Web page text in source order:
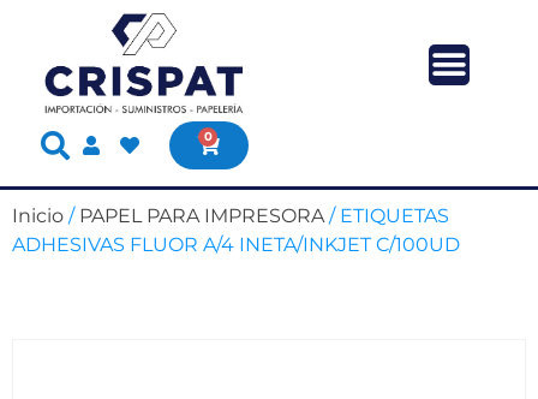
0
Inicio / PAPEL PARA IMPRESORA/ ETIQUETAS
ADHESIVAS FLUOR A/4 INETA/INKJET C/100UD